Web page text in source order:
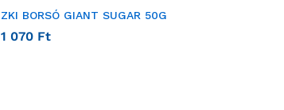
ZKI BORSÓ GIANT SUGAR 50G
1 070 Ft